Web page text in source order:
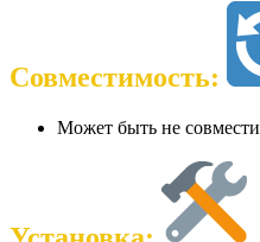
Совместимость:
Может быть не